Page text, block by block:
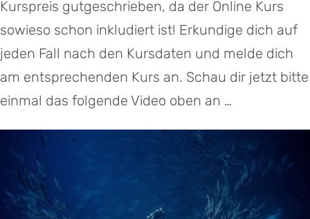
Kurspreis gutgeschrieben, da der Online Kurs
sowieso schon inkludiert ist! Erkundige dich auf
jeden Fall nach den Kursdaten und melde dich
am entsprechenden Kurs an. Schau dir jetzt bitte
einmal das folgende Video oben an …